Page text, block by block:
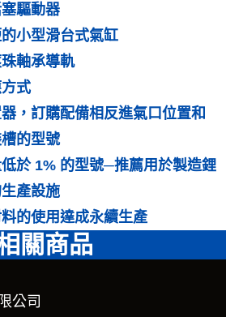
驅動器
小型滑台式氣缸
軸承導軌
式
，訂購配備相反進氣口位置和
的型號
於 1% 的型號─推薦用於製造鋰
產設施
的使用達成永續生產
關商品
公司